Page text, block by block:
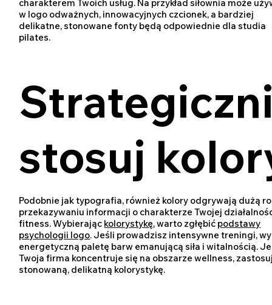
charakterem Twoich usług. Na przykład siłownia może
w logo odważnych, innowacyjnych czcionek, a bardziej
delikatne, stonowane fonty będą odpowiednie dla studia
pilates.
stosuj
Podobnie jak typografia, również kolory odgrywają dużą
przekazywaniu informacji o charakterze Twojej
fitness. Wybierając kolorystykę, warto zgłębić podstawy
psychologii logo. Jeśli prowadzisz intensywne treningi,
energetyczną paletę barw emanującą siła i witalnością.
Twoja firma koncentruje się na obszarze wellness,
stonowaną, delikatną kolorystykę.